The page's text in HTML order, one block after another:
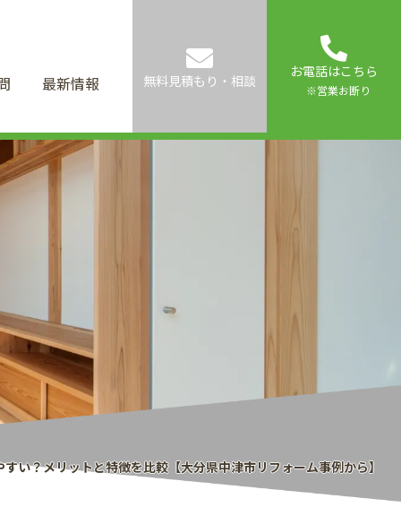
最新情報 無料見積もり・相談
お電話はこちら
※営業お断り
い？メリットと特徴を比較【大分県中津市リフォーム事例から】